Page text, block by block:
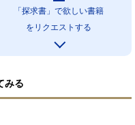
「探求書」で欲しい書籍
をリクエストする
みる